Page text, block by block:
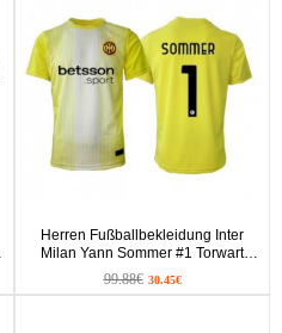
Herren Fußballbekleidung Inter
Milan Yann Sommer #1 Torwart
Auswärtstrikot 2025-26 Kurzarm
99.88€ 30.45€